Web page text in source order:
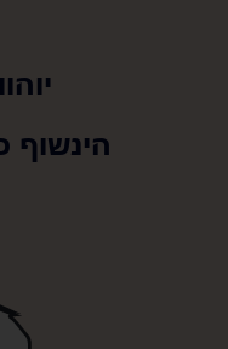
הינשוף